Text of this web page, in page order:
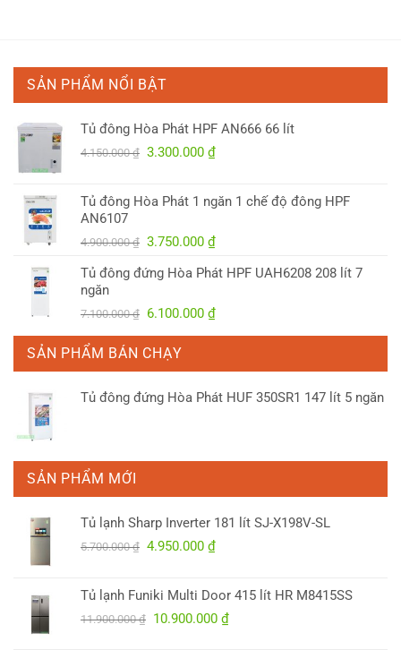
SẢN PHẨM NỔI BẬT
Tủ đông Hòa Phát HPF AN666 66 lít
4.150.000₫ Giá
4.150.000 ₫.
3.300.000 ₫Giá
là:
Tủ đông Hòa Phát 1 ngăn 1 chế độ đông HPF
AN6107
4.900.000₫ Giá
là:
3.750.000 ₫Giá
tại
3.750.000 ₫.
Tủ đông đứng Hòa Phát HPF UAH6208 208 lít 7
ngăn
7.100.000₫ Giá
là:
7.100.000 ₫.
6.100.000 ₫Giá
là:
SẢN PHẨM BÁN CHẠY
Tủ đông đứng Hòa Phát HUF 350SR1 147 lít 5 ngăn
SẢN PHẨM MỚI
Tủ lạnh Sharp Inverter 181 lít SJ-X198V-SL
5.700.000₫ Giá
5.700.000 ₫.
4.950.000 ₫Giá
là:
4.950.000 ₫.
Tủ lạnh Funiki Multi Door 415 lít HR M8415SS
11.900.000₫ Giá
10.900.000 ₫Giá